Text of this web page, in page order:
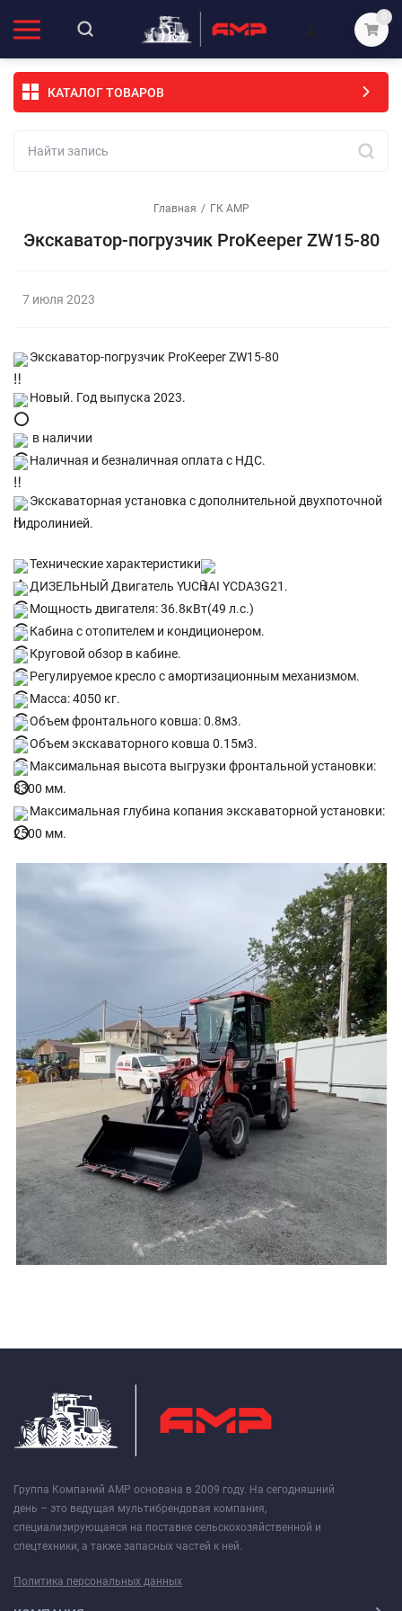
0
КАТАЛОГ ТОВАРОВ
Главная / ГК АМР
Экскаватор-погрузчик ProKeeper ZW15-80
7 июля 2023
Экскаватор-погрузчик ProKeeper ZW15-80
Новый. Год выпуска 2023.
в наличии
Наличная и безналичная оплата с НДС.
Экскаваторная установка с дополнительной двухпоточной
гидролинией.
Технические характеристики
ДИЗЕЛЬНЫЙ Двигатель YUCHAI YCDA3G21.
Мощность двигателя: 36.8кВт(49 л.с.)
Кабина с отопителем и кондиционером.
Круговой обзор в кабине.
Регулируемое кресло с амортизационным механизмом.
Масса: 4050 кг.
Объем фронтального ковша: 0.8м3.
Объем экскаваторного ковша 0.15м3.
Максимальная высота выгрузки фронтальной установки:
3300 мм.
Максимальная глубина копания экскаваторной установки:
2500 мм.
Группа Компаний АМР основана в 2009 году. На сегодняшний
день – это ведущая мультибрендовая компания,
специализирующаяся на поставке сельскохозяйственной и
спецтехники, а также запасных частей к ней.
Политика персональных данных